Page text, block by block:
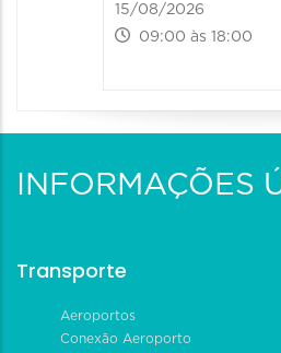
15/08/2026
09:00 às 18:00
INFORMAÇÕES
Transporte
Aeroportos
Conexão Aeroporto